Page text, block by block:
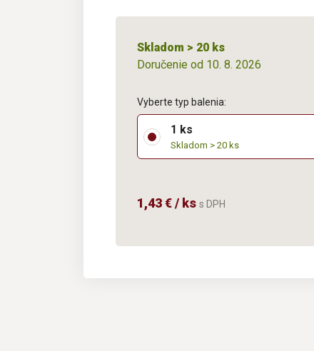
Skladom > 20 ks
Doručenie od 10. 8. 2026
Vyberte typ balenia:
1 ks
Skladom > 20 ks
1,43 € / ks s DPH